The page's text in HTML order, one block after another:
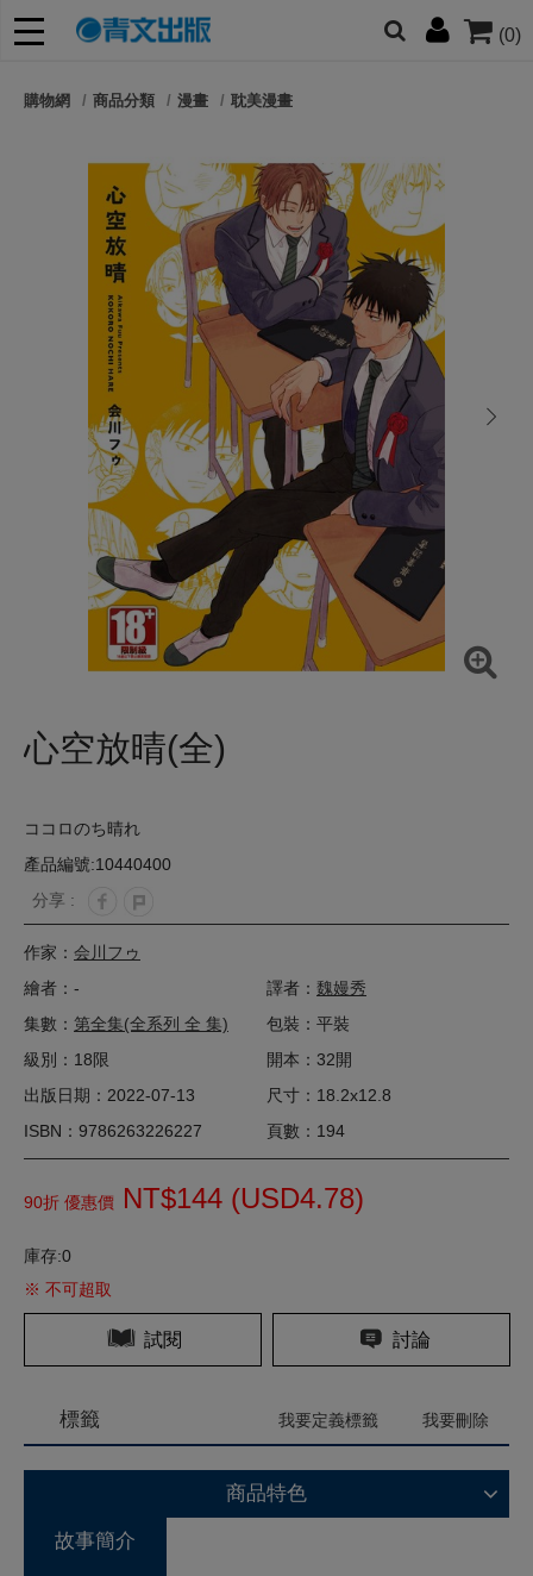
(0)
朋友們，提高警覺！
購物網 商品分類 漫畫 耽美漫畫
next
心空放晴(全)
ココロのち晴れ
產品編號:10440400
分享 :
作家： 会川フゥ
繪者：-
譯者： 魏嫚秀
集數： 第全集(全系列 全 集)
包裝：平裝
級別：18限
開本：32開
出版日期：2022-07-13
尺寸：18.2x12.8
ISBN：9786263226227
頁數：194
90折 優惠價 NT$144 (USD4.78)
庫存:0
※ 不可超取
試閱 討論
標籤 我要定義標籤 我要刪除
商品特色
故事簡介